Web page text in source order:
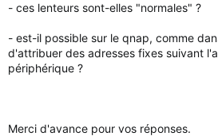
- ces lenteurs sont-elles "normales" ?
- est-il possible sur le qnap, comme
d'attribuer des adresses fixes suivant
périphérique ?
Merci d'avance pour vos réponses.